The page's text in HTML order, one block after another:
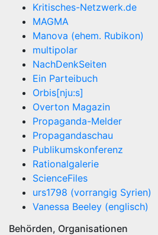
Kritisches-Netzwerk.de
MAGMA
Manova (ehem. Rubikon)
multipolar
NachDenkSeiten
Ein Parteibuch
Orbis[nju:s]
Overton Magazin
Propaganda-Melder
Propagandaschau
Publikumskonferenz
Rationalgalerie
ScienceFiles
urs1798 (vorrangig Syrien)
Vanessa Beeley (englisch)
Behörden, Organisationen